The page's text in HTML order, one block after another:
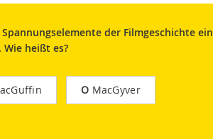
der Filmgeschichte ein
heißt es?
O MacGyver